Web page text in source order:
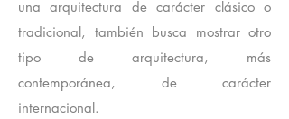
una arquitectura de carácter clásico o
tradicional, también busca mostrar otro
tipo de arquitectura, más
contemporánea, de carácter
internacional.